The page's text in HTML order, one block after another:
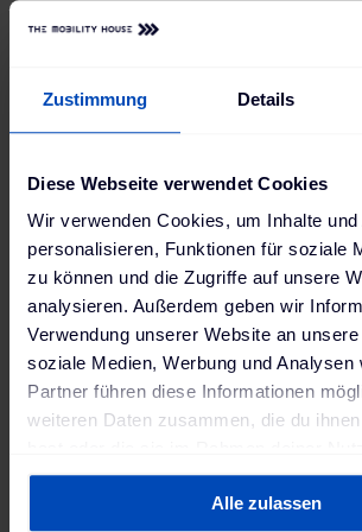
Zustimmung Details
Diese Webseite verwendet Cookies
Wir verwenden Cookies, um Inhalte
personalisieren, Funktionen für soziale
zu können und die Zugriffe auf unsere
analysieren. Außerdem geben wir
Verwendung unserer Website an
soziale Medien, Werbung und Analysen
Partner führen diese Informationen
weiteren Daten zusammen, die du
gesammelt haben. Weitere
Datenschutzerklärungund
Alle zulassen
dieses Markts angeeignet
abstrahlen. Gleichzeitig
Erfahrungen aus
Von diesem
vor allem unsere Kunden.
House hat für dieses Jahr
weitere Infrastrukturprojekte
Megawattbereich in Planung."
Marcus Fendt ,
Geschäftsführer, The Mobility House